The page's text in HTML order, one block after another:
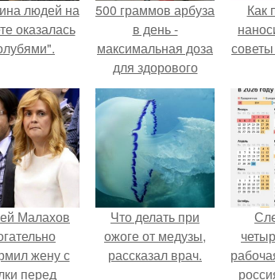
людей на
оказалась
500 граммов арбуза
в день -
максимальная доза
для здорового
взрослого,
предупредили
врачи.
Как
Малахов
жену с
перед
Что делать при
ожоге от медузы,
рассказал врач.